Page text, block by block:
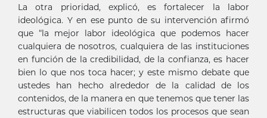
La otra prioridad, explicó, es fortalecer la labor
ideológica. Y en ese punto de su intervención afirmó
que “la mejor labor ideológica que podemos hacer
cualquiera de nosotros, cualquiera de las instituciones
en función de la credibilidad, de la confianza, es hacer
bien lo que nos toca hacer; y este mismo debate que
ustedes han hecho alrededor de la calidad de los
contenidos, de la manera en que tenemos que tener las
estructuras que viabilicen todos los procesos que sean